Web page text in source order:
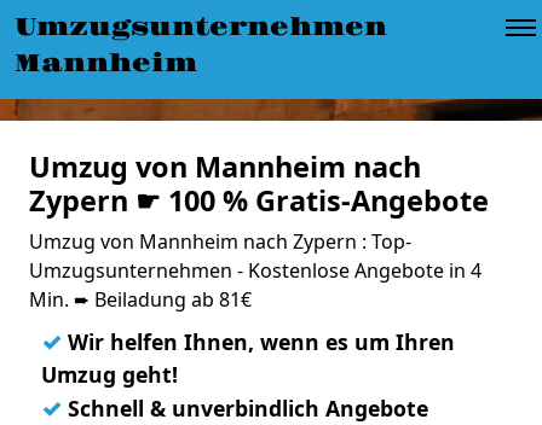
Umzugsunternehmen
Mannheim
Umzug von Mannheim nach
Zypern ☛ 100 % Gratis-Angebote
Umzug von Mannheim nach Zypern : Top-
Umzugsunternehmen - Kostenlose Angebote in 4
Min. ➨ Beiladung ab 81€
✓ Wir helfen Ihnen, wenn es um Ihren
Umzug geht!
✓ Schnell & unverbindlich Angebote